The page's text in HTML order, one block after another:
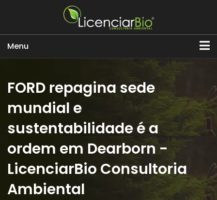
Menu
FORD repagina sede
mundial e
sustentabilidade é a
ordem em Dearborn -
LicenciarBio Consultoria
Ambiental